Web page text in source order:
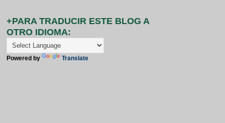
+PARA TRADUCIR ESTE BLOG A
OTRO IDIOMA:
Powered by Translate